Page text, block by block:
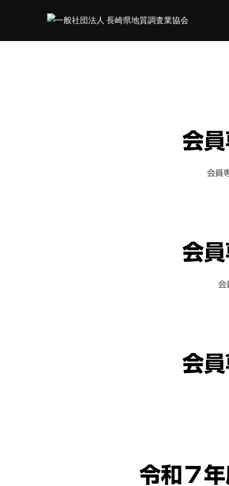
会
会員
会
会
会
令和７